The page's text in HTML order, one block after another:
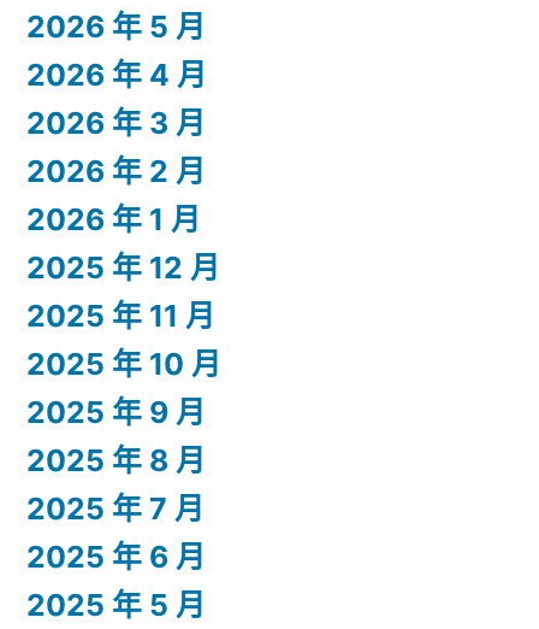
2026 年 5 月
2026 年 4 月
2026 年 3 月
2026 年 2 月
2026 年 1 月
2025 年 12 月
2025 年 11 月
2025 年 10 月
2025 年 9 月
2025 年 8 月
2025 年 7 月
2025 年 6 月
2025 年 5 月